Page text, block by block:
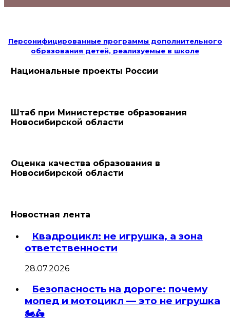
Персонифицированные программы дополнительного
образования детей, реализуемые в школе
Национальные проекты России
Штаб при Министерстве образования
Новосибирской области
Оценка качества образования в
Новосибирской области
Новостная лента
Квадроцикл: не игрушка, а зона
ответственности
28.07.2026
Безопасность на дороге: почему
мопед и мотоцикл — это не игрушка
🏍🛵